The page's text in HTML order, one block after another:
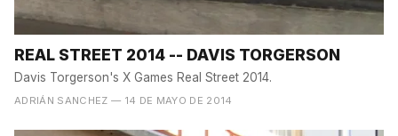
REAL STREET 2014 -- DAVIS TORGERSON
Davis Torgerson's X Games Real Street 2014.
ADRIÁN SANCHEZ — 14 DE MAYO DE 2014